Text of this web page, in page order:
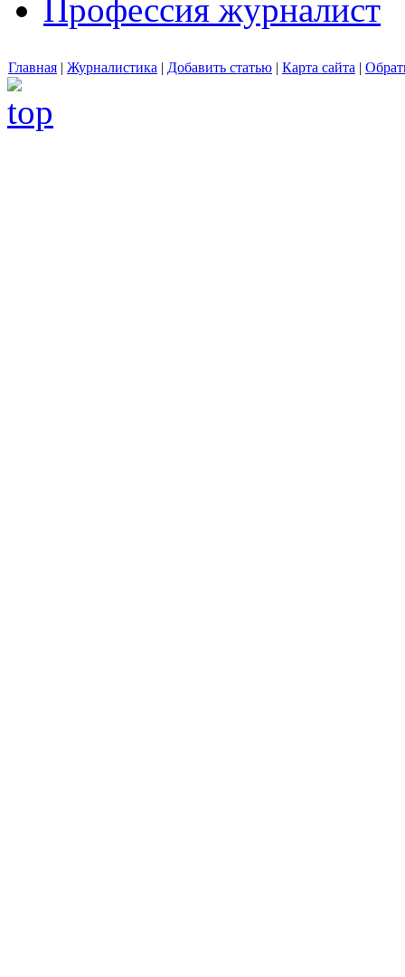
Профессия журналист
Главная | Журналистика | Добавить статью | Карта сайта |